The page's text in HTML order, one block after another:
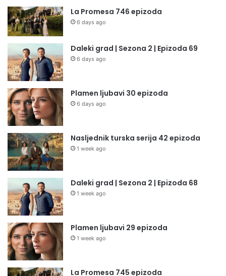
La Promesa 746 epizoda
6 days ago
Daleki grad | Sezona 2 | Epizoda 69
6 days ago
Plamen ljubavi 30 epizoda
6 days ago
Nasljednik turska serija 42 epizoda
1 week ago
Daleki grad | Sezona 2 | Epizoda 68
1 week ago
Plamen ljubavi 29 epizoda
1 week ago
La Promesa 745 epizoda